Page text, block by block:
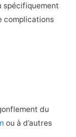
spécifiquement
complications
du
ou à d’autres